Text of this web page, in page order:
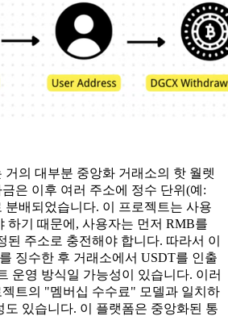
거의 대부분 중앙화 거래소의 핫 월렛
은 이후 여러 주소에 정수 단위(예:
분배되었습니다. 이 프로젝트는 사용
하기 때문에, 사용자는 먼저 RMB를
된 주소로 충전해야 합니다. 따라서 이
징수한 후 거래소에서 USDT를 인출
운영 방식일 가능성이 있습니다. 이러
트의 "멤버십 수수료" 모델과 일치하
도 있습니다. 이 플랫폼은 중앙화된 통